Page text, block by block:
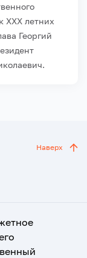
XXX летних
Георгий
Наверх